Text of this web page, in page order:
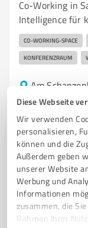
Diese Webseite
Wir verwenden
personalisieren,
können und die
Außerdem geben
unserer Website
Werbung und
Informationen
zusammen, die
Rahmen Ihrer
Co-Working in
Intelligence für
CO-WORKING-SPACE
KONFERENZRAUM
Am
hello@thoi.info
80
7
iMMOBiLiEN